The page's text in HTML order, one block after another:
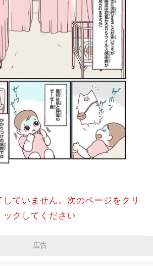
ていません。次のページをクリ
ックしてください
広告